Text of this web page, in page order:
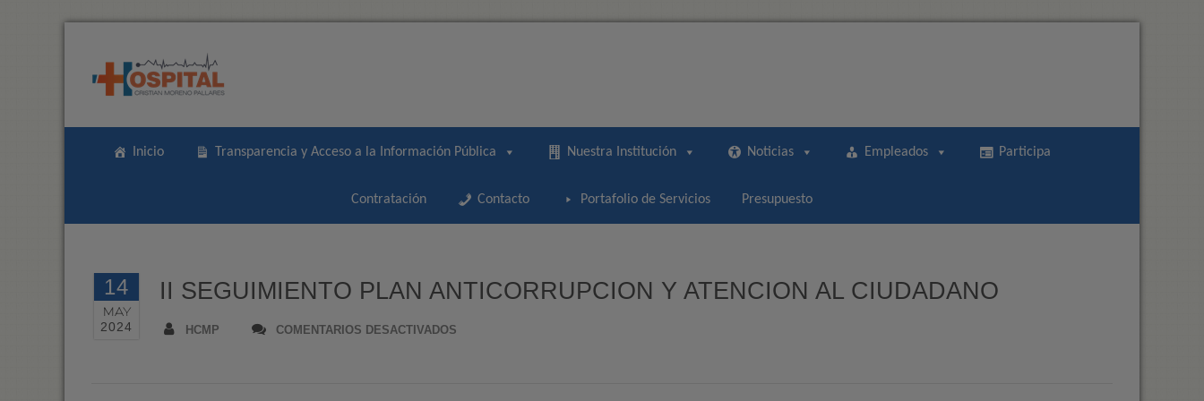
Inicio Transparencia y Acceso a la Información Pública Nuestra Institución Noticias Empleados Participa
Contratación Contacto Portafolio de Servicios Presupuesto
14
MAY
2024
II SEGUIMIENTO PLAN ANTICORRUPCION Y ATENCION AL CIUDADANO
HCMP COMENTARIOS DESACTIVADOS